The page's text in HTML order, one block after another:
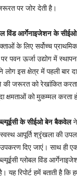
पर जोर देती है।
विंड आर्गेनाइजेशन के
के लिए सर्वोच्च
पवन ऊर्जा उद्योग में
लोग इस क्षेत्र में पहली बार
जरूरत को रेखांकित करता
क्षमताओं को मुकम्मल करता
के सीईओ बेन बैकवेलने
आपूर्ति श्रृंखला की
दिए जाएं। साथ ही
ग्लोबल विंड
यह रिपोर्ट हमें बताती है